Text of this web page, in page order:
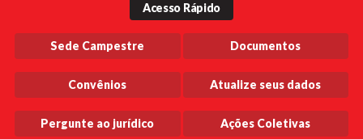
Acesso Rápido
Sede Campestre Documentos
Convênios Atualize seus dados
Pergunte ao jurídico Ações Coletivas